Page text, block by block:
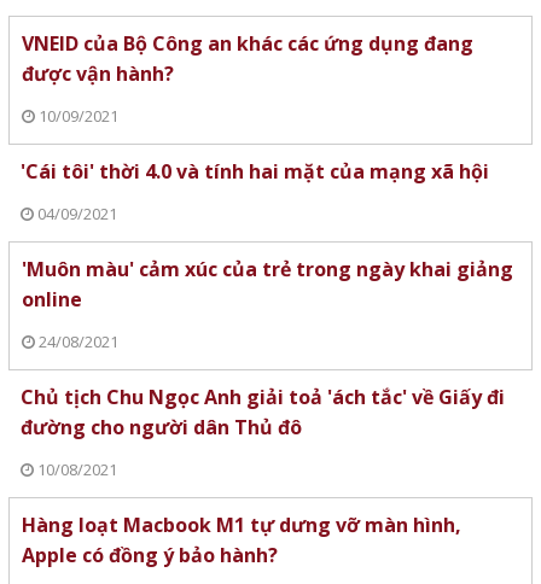
VNEID của Bộ Công an khác các ứng dụng đang
được vận hành?
10/09/2021
'Cái tôi' thời 4.0 và tính hai mặt của mạng xã hội
04/09/2021
'Muôn màu' cảm xúc của trẻ trong ngày khai giảng
online
24/08/2021
Chủ tịch Chu Ngọc Anh giải toả 'ách tắc' về Giấy đi
đường cho người dân Thủ đô
10/08/2021
Hàng loạt Macbook M1 tự dưng vỡ màn hình,
Apple có đồng ý bảo hành?